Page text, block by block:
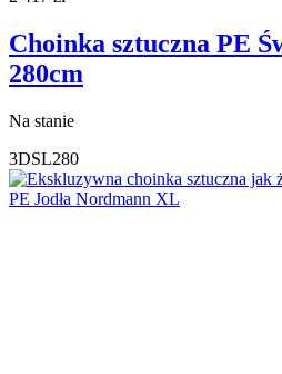
Choinka sztuczna PE
280cm
Na stanie
3DSL280